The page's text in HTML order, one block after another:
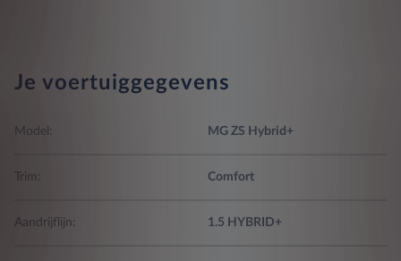
Je voertuiggegevens
Model: MG ZS Hybrid+
Trim: Comfort
Aandrijflijn: 1.5 HYBRID+